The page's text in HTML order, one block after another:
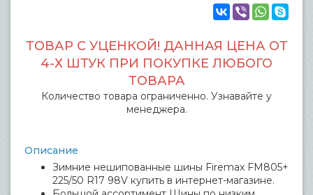
ТОВАР С УЦЕНКОЙ! ДАННАЯ ЦЕНА ОТ
4-Х ШТУК ПРИ ПОКУПКЕ ЛЮБОГО
ТОВАРА
Количество товара ограниченно. Узнавайте у
менеджера.
Описание
Зимние нешипованные шины Firemax FM805+
225/50 R17 98V купить в интернет-магазине.